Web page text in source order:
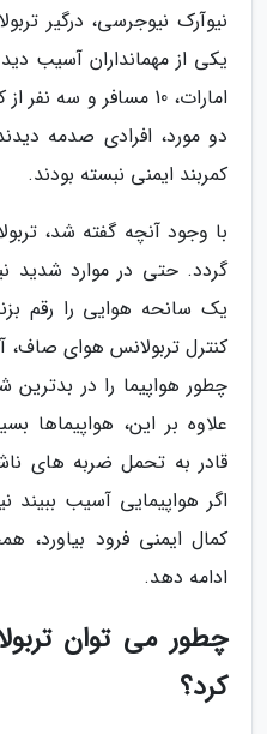
نیوآرک نیوجرسی، درگیر
یکی از مهمانداران آسیب
امارات، 10 مسافر و
دو مورد، افرادی صدمه
کمربند ایمنی نبسته بودند.
با وجود آنچه گفته شد،
گردد. حتی در موارد
یک سانحه هوایی را رقم
کنترل تربولانس هوای صاف،
چطور هواپیما را در بدترین
علاوه بر این، هواپیماها
قادر به تحمل ضربه های
اگر هواپیمایی آسیب ببیند
کمال ایمنی فرود بیاورد،
ادامه دهد.
چطور می توان
کرد؟